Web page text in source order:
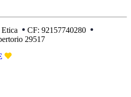
CF: 92157740280
29517